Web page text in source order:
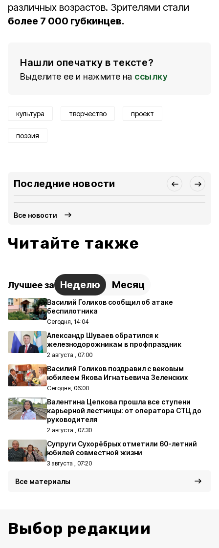
различных возрастов. Зрителями стали
более 7 000 губкинцев.
Нашли опечатку в тексте?
Выделите ее и нажмите на ссылку
культура творчество проект
поэзия
Последние новости
Все новости
Читайте также
Лучшее за Неделю Месяц
Василий Голиков сообщил об атаке
беспилотника
Сегодня, 14:04
Александр Шуваев обратился к
железнодорожникам в профпраздник
2 августа , 07:00
Василий Голиков поздравил с вековым
юбилеем Якова Игнатьевича Зеленских
Сегодня, 06:00
Валентина Цепкова прошла все ступени
карьерной лестницы: от оператора СТЦ до
руководителя
2 августа , 07:30
Супруги Сухорёбрых отметили 60-летний
юбилей совместной жизни
3 августа , 07:20
Все материалы
Выбор редакции